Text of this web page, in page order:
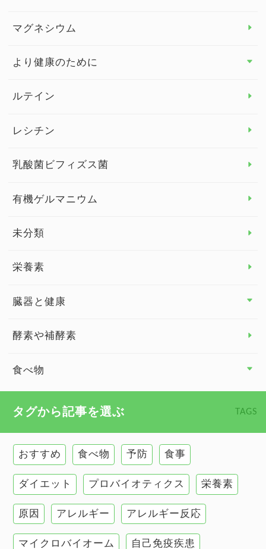
ビタミンE
マグネシウム
より健康のために
より健康のために トップ
眼の健康
睡眠
ルテイン
レシチン
乳酸菌ビフィズス菌
有機ゲルマニウム
未分類
栄養素
臓器と健康
臓器と健康 トップ
慢性疲労
甲状腺
肌
肝臓の健康
酵素や補酵素
食べ物
タグから記事を選ぶ TAGS
おすすめ 食べ物 予防 食事
ダイエット プロバイオティクス 栄養素
原因 アレルギー アレルギー反応
マイクロバイオーム 自己免疫疾患